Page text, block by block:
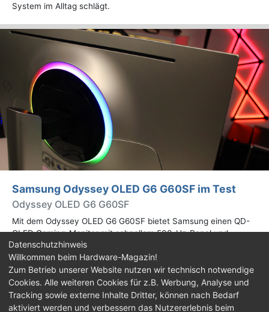
System im Alltag schlägt.
Samsung Odyssey OLED G6 G60SF im Test
Odyssey OLED G6 G60SF
Mit dem Odyssey OLED G6 G60SF bietet Samsung einen QD-
OLED Gaming-Monitor mit schnellem 500-Hz-Panel und
WQHD-Auflösung an. Wir haben den 27 Zoll großen Monitor auf
Herz und Nieren geprüft.
Impressum| Kontakt |Jobs |Datenschutz |
Consent‑Einstellungen |Haftungsausschluss
Datenschutzhinweis
Willkommen beim Hardware-Magazin!
Zum Betrieb unserer Website nutzen wir technisch notwendige
Cookies. Alle weiteren Cookies für z.B. Werbung, Analyse und
Tracking sowie externe Inhalte Dritter, können nach Bedarf
aktiviert werden und verbessern das Nutzererlebnis beim